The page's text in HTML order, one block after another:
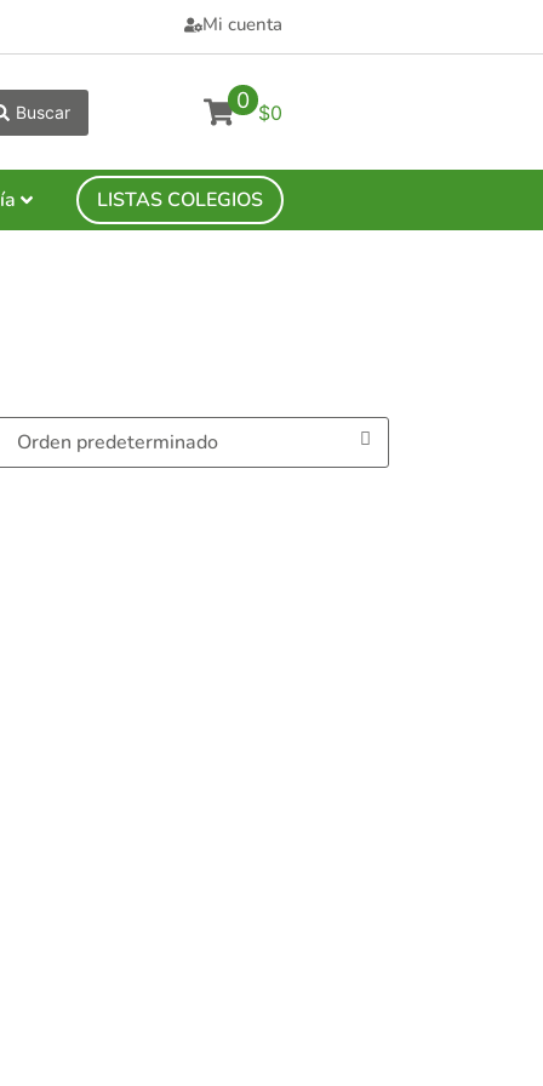
Mi cuenta
Buscar 0 $0
LISTAS COLEGIOS